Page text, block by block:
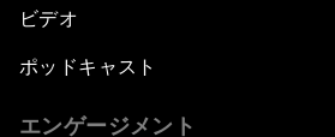
ビデオ
ポッドキャスト
エンゲージメント